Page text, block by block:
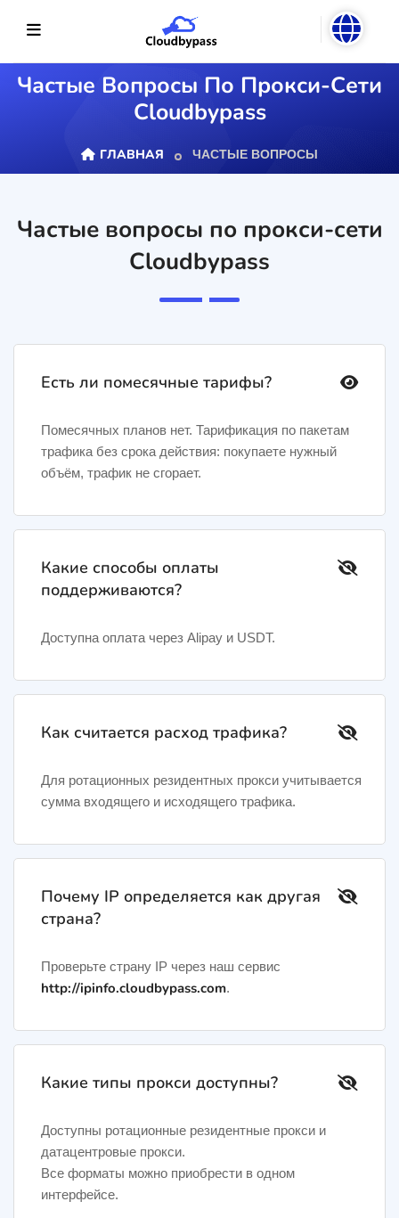
Частые Вопросы По Прокси-Сети
Cloudbypass
ГЛАВНАЯ ЧАСТЫЕ ВОПРОСЫ
Частые вопросы по прокси-сети
Cloudbypass
поддержкой
Есть ли помесячные тарифы?
Помесячных планов нет. Тарификация по пакетам
трафика без срока действия: покупаете нужный
объём, трафик не сгорает.
Какие способы оплаты
поддерживаются?
Доступна оплата через Alipay и USDT.
Как считается расход трафика?
Для ротационных резидентных прокси учитывается
сумма входящего и исходящего трафика.
Почему IP определяется как другая
страна?
Проверьте страну IP через наш сервис
http://ipinfo.cloudbypass.com.
Какие типы прокси доступны?
Доступны ротационные резидентные прокси и
датацентровые прокси.
Все форматы можно приобрести в одном
интерфейсе.